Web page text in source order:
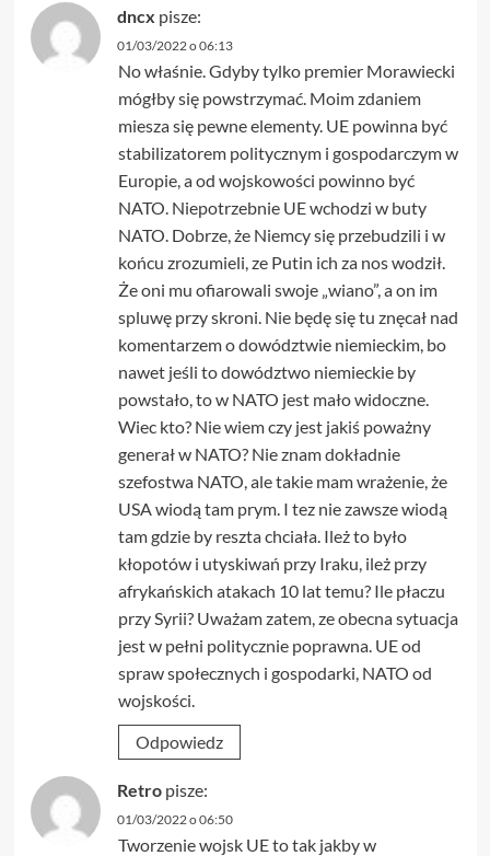
dncx pisze:
01/03/2022 o 06:13
No właśnie. Gdyby tylko premier Morawiecki
mógłby się powstrzymać. Moim zdaniem
miesza się pewne elementy. UE powinna być
stabilizatorem politycznym i gospodarczym w
Europie, a od wojskowości powinno być
NATO. Niepotrzebnie UE wchodzi w buty
NATO. Dobrze, że Niemcy się przebudzili i w
końcu zrozumieli, ze Putin ich za nos wodził.
Że oni mu ofiarowali swoje „wiano”, a on im
spluwę przy skroni. Nie będę się tu znęcał nad
komentarzem o dowództwie niemieckim, bo
nawet jeśli to dowództwo niemieckie by
powstało, to w NATO jest mało widoczne.
Wiec kto? Nie wiem czy jest jakiś poważny
generał w NATO? Nie znam dokładnie
szefostwa NATO, ale takie mam wrażenie, że
USA wiodą tam prym. I tez nie zawsze wiodą
tam gdzie by reszta chciała. Ileż to było
kłopotów i utyskiwań przy Iraku, ileż przy
afrykańskich atakach 10 lat temu? Ile płaczu
przy Syrii? Uważam zatem, ze obecna sytuacja
jest w pełni politycznie poprawna. UE od
spraw społecznych i gospodarki, NATO od
wojskości.
Odpowiedz
Retro pisze:
01/03/2022 o 06:50
Tworzenie wojsk UE to tak jakby w